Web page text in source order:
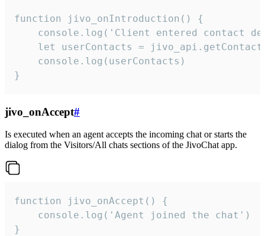
function jivo_onIntroduction() {
console.log('Client entered contact
let userContacts =
    console.log(userContacts)
}
jivo_onAccept#
Is executed when an agent accepts the incoming chat or starts the
dialog from the Visitors/All chats sections of the JivoChat app.
function jivo_onAccept() {
}